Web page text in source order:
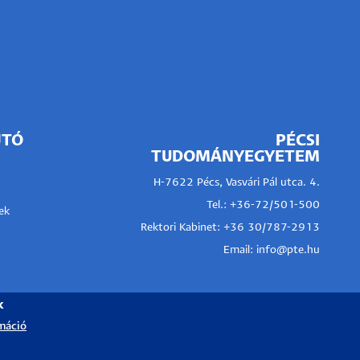
PÉCSI
TUDOMÁNYEGYETEM
H-7622 Pécs, Vasvári Pál utca. 4.
Tel.: +36-72/501-500
Rektori Kabinet: +36 30/787-2913
Email: info@pte.hu